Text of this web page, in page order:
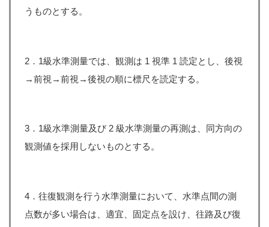
うものとする。
2．1級水準測量では、観測は 1 視準 1 読定とし、後視
→前視→前視→後視の順に標尺を読定する。
3．1級水準測量及び 2 級水準測量の再測は、同方向の
観測値を採用しないものとする。
4．往復観測を行う水準測量において、水準点間の測
点数が多い場合は、適宜、固定点を設け、往路及び復